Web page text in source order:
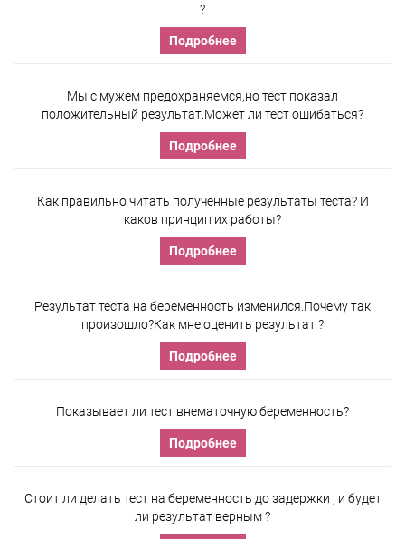
?
Подробнее
Мы с мужем предохраняемся,но тест показал
положительный результат.Может ли тест ошибаться?
Подробнее
Как правильно читать полученные результаты теста? И
каков принцип их работы?
Подробнее
Результат теста на беременность изменился.Почему так
произошло?Как мне оценить результат ?
Подробнее
Показывает ли тест внематочную беременность?
Подробнее
Стоит ли делать тест на беременность до задержки , и будет
ли результат верным ?